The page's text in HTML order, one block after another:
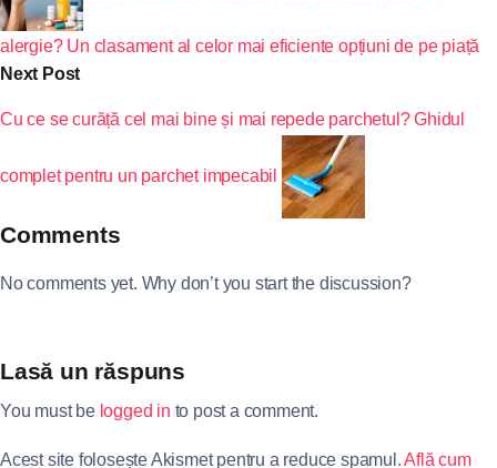
alergie? Un clasament al celor mai eficiente opțiuni de pe piață
Next Post
Cu ce se curăță cel mai bine și mai repede parchetul? Ghidul
complet pentru un parchet impecabil
Comments
No comments yet. Why don’t you start the discussion?
Lasă un răspuns
You must be logged in to post a comment.
Acest site folosește Akismet pentru a reduce spamul.Află cum